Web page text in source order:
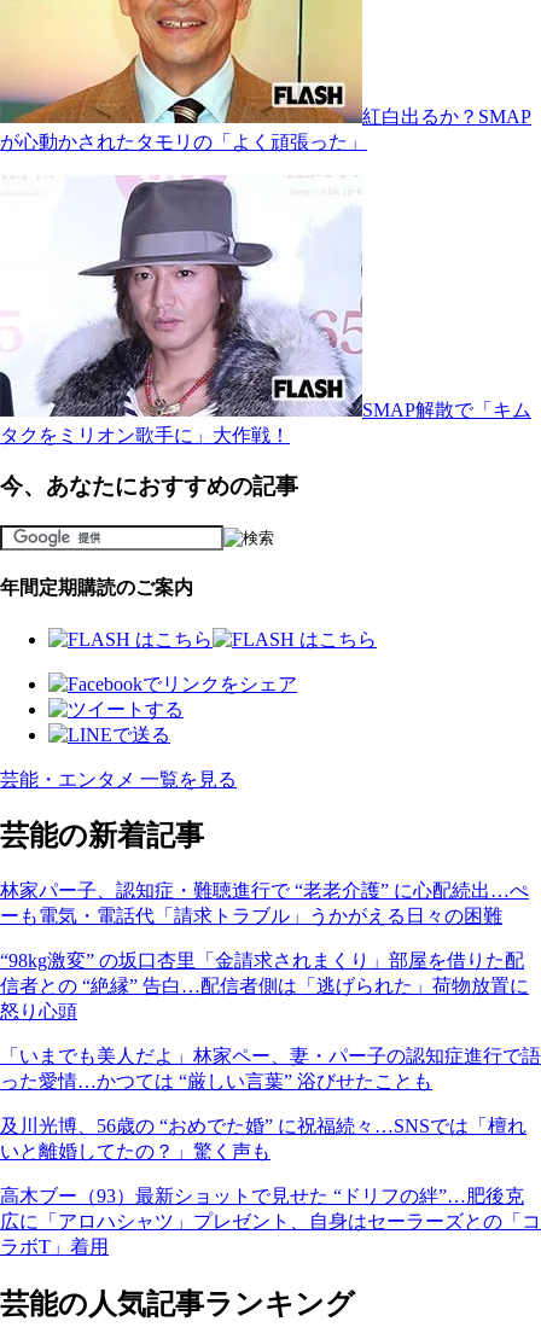
紅白出るか？SMAP
が心動かされたタモリの「よく頑張った」
SMAP解散で「キム
タクをミリオン歌手に」大作戦！
今、あなたにおすすめの記事
年間定期購読のご案内
芸能・エンタメ 一覧を見る
芸能の新着記事
林家パー子、認知症・難聴進行で “老老介護” に心配続出…ぺ
ーも電気・電話代「請求トラブル」うかがえる日々の困難
“98kg激変” の坂口杏里「金請求されまくり」部屋を借りた配
信者との “絶縁” 告白…配信者側は「逃げられた」荷物放置に
怒り心頭
「いまでも美人だよ」林家ペー、妻・パー子の認知症進行で語
った愛情…かつては “厳しい言葉” 浴びせたことも
及川光博、56歳の “おめでた婚” に祝福続々…SNSでは「檀れ
いと離婚してたの？」驚く声も
高木ブー（93）最新ショットで見せた “ドリフの絆”…肥後克
広に「アロハシャツ」プレゼント、自身はセーラーズとの「コ
ラボT」着用
芸能の人気記事ランキング